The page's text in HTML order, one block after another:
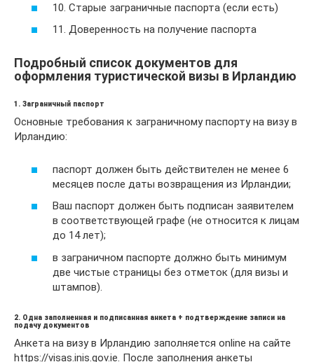
10. Старые заграничные паспорта (если есть)
11. Доверенность на получение паспорта
Подробный список документов для
оформления туристической визы в Ирландию
1. Заграничный паспорт
Основные требования к заграничному паспорту на визу в
Ирландию:
паспорт должен быть действителен не менее 6
месяцев после даты возвращения из Ирландии;
Ваш паспорт должен быть подписан заявителем
в соответствующей графе (не относится к лицам
до 14 лет);
в заграничном паспорте должно быть минимум
две чистые страницы без отметок (для визы и
штампов).
2. Одна заполненная и подписанная анкета + подтверждение записи на
подачу документов
Анкета на визу в Ирландию заполняется online на сайте
https://visas.inis.gov.ie. После заполнения анкеты